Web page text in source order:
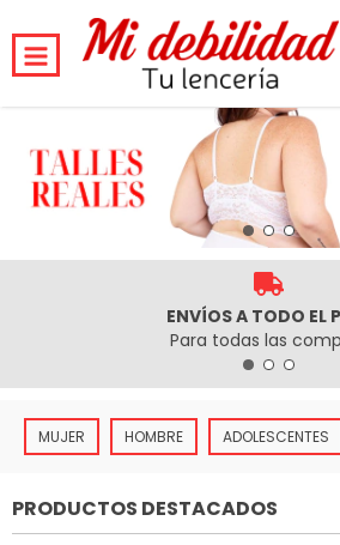
ENVÍOS A TODO EL
Para todas las
MUJER HOMBRE ADOLESCENTES
PRODUCTOS DESTACADOS